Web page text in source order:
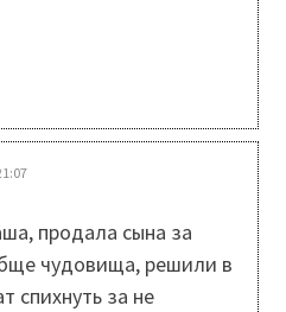
продала сына за
чудовища, решили в
спихнуть за не